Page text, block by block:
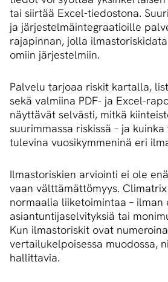
tai siirtää Excel-tiedostona.
ja järjestelmäintegraatioille
rajapinnan, jolla
omiin järjestelmiin.
Palvelu tarjoaa riskit kartalla,
sekä valmiina PDF- ja Excel-
näyttävät selvästi, mitkä
suurimmassa riskissä – ja
tulevina vuosikymmeninä eri
Ilmastoriskien arviointi ei ole
vaan välttämättömyys.
normaalia liiketoimintaa – ilman
asiantuntijaselvityksiä tai
Kun ilmastoriskit ovat
vertailukelpoisessa muodossa,
hallittavia.